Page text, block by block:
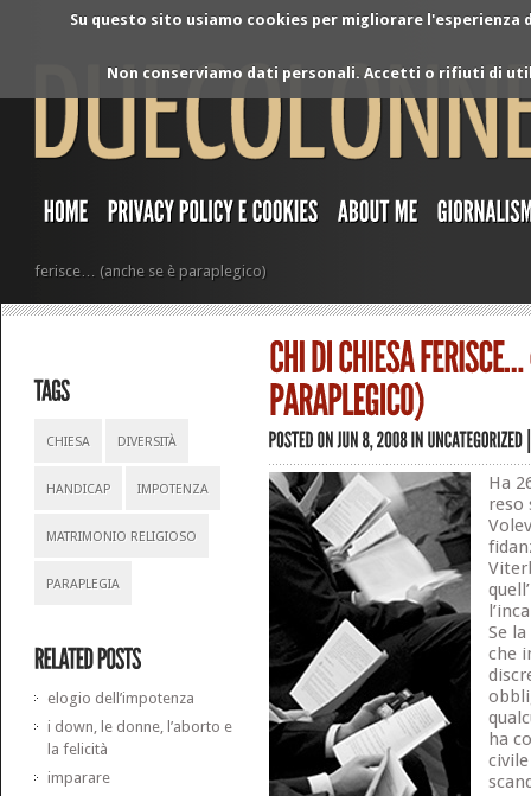
Su questo sito usiamo cookies per migliorare
Non conserviamo dati personali. Accetti o rifiuti di
ferisce… (anche se è paraplegico)
CHIESA DIVERSITÀ
HANDICAP IMPOTENZA
MATRIMONIO RELIGIOSO
PARAPLEGIA
elogio dell’impotenza
i down, le donne, l’aborto e
la felicità
imparare
Ha
reso
Se
che
ha